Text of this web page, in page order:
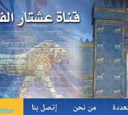
من نحن
إتصل بنا